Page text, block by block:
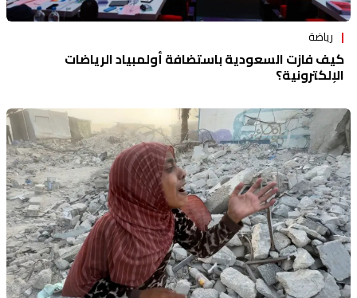
رياضة
كيف فازت السعودية باستضافة أولمبياد الرياضات
الإلكترونية؟